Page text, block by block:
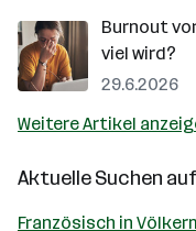
Burnout
viel wird?
29.6.2026
Weitere Artikel
Aktuelle Suchen auf
Französisch in